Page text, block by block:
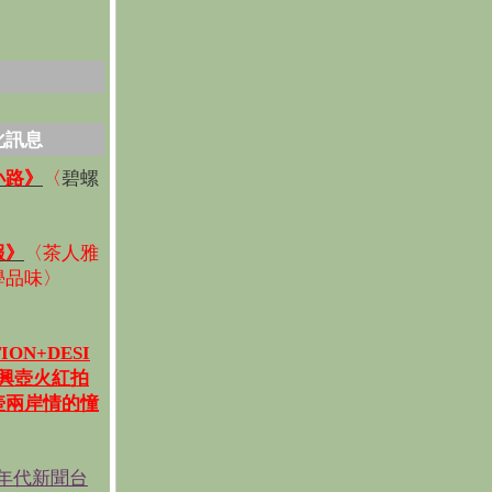
訊息
》 〈碧螺
〈茶人雅
味〉
壺火紅拍
岸情的憧
代新聞台